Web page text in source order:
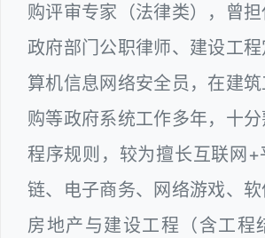
购评审专家（法律类），曾
政府部门公职律师、建设工
算机信息网络安全员，在建
购等政府系统工作多年，十
程序规则，较为擅长互联网+
链、电子商务、网络游戏、软
房地产与建设工程（含工程